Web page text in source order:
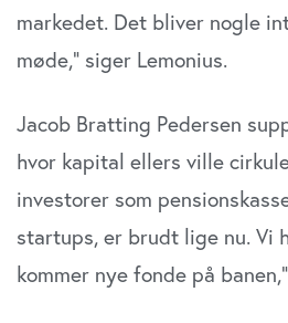
markedet. Det bliver nogle
møde,” siger Lemonius.
Jacob Bratting Pedersen
hvor kapital ellers ville
investorer som
startups, er brudt lige nu. Vi
kommer nye fonde på